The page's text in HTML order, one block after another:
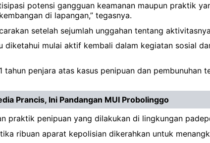
potensi gangguan keamanan maupun praktik
di lapangan,” tegasnya.
setelah sejumlah unggahan tentang
diketahui mulai aktif kembali dalam kegiatan sosial
penjara atas kasus penipuan dan
Prancis, Ini Pandangan MUI Probolinggo
praktik penipuan yang dilakukan di lingkungan
ribuan aparat kepolisian dikerahkan untuk